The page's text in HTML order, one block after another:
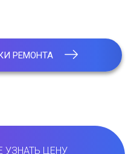
РЕМОНТА
УЗНАТЬ ЦЕНУ